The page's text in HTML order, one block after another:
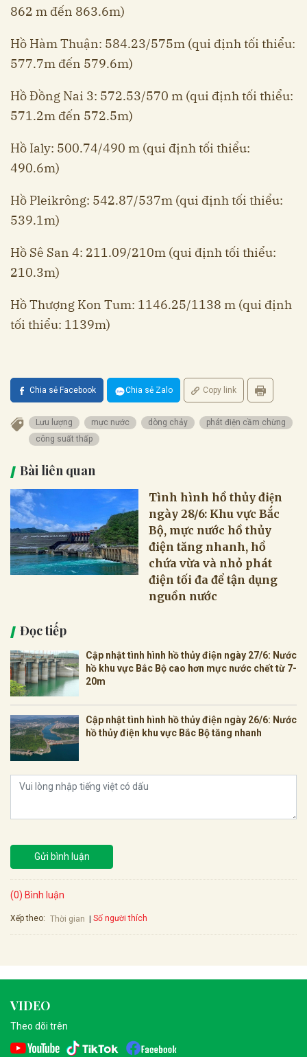
862 m đến 863.6m)
Hồ Hàm Thuận: 584.23/575m (qui định tối thiểu:
577.7m đến 579.6m)
Hồ Đồng Nai 3: 572.53/570 m (qui định tối thiểu:
571.2m đến 572.5m)
Hồ Ialy: 500.74/490 m (qui định tối thiểu:
490.6m)
Hồ Pleikrông: 542.87/537m (qui định tối thiểu:
539.1m)
Hồ Sê San 4: 211.09/210m (qui định tối thiểu:
210.3m)
Hồ Thượng Kon Tum: 1146.25/1138 m (qui định
tối thiểu: 1139m)
Chia sẻ Facebook Chia sẻ Zalo Copy link
Lưu lượng mực nước dòng chảy
phát điện cầm chừng
công suất thấp
Bài liên quan
Tình hình hồ thủy điện
ngày 28/6: Khu vực Bắc
Bộ, mực nước hồ thủy
điện tăng nhanh, hồ
chứa vừa và nhỏ phát
điện tối đa để tận dụng
nguồn nước
Đọc tiếp
Cập nhật tình hình hồ thủy điện ngày 27/6: Nước
hồ khu vực Bắc Bộ cao hơn mực nước chết từ 7-
20m
Cập nhật tình hình hồ thủy điện ngày 26/6: Nước
hồ thủy điện khu vực Bắc Bộ tăng nhanh
Gửi bình luận
(0) Bình luận
Xếp theo: Thời gian Số người thích
VIDEO
Theo dõi trên